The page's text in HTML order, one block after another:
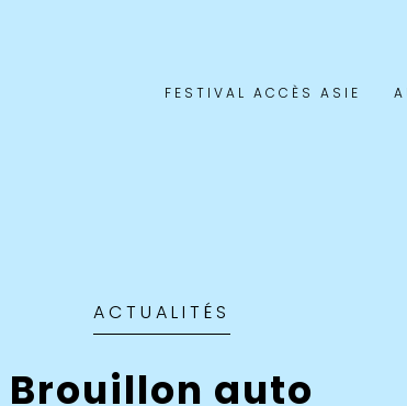
FESTIVAL ACCÈS ASIE
ACTUALITÉS
Brouillon auto